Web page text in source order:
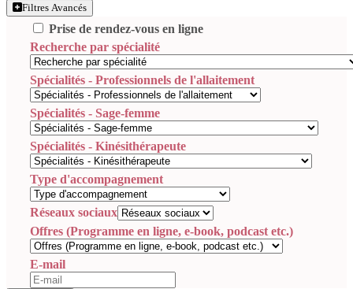
Filtres Avancés
Prise de rendez-vous en ligne
Recherche par spécialité
Spécialités - Professionnels de l'allaitement
Spécialités - Sage-femme
Spécialités - Kinésithérapeute
Type d'accompagnement
Réseaux sociaux
Offres (Programme en ligne, e-book, podcast etc.)
E-mail